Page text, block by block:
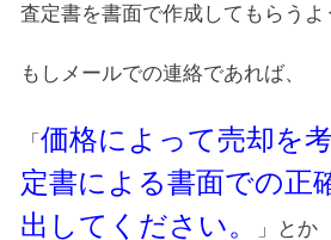
査定書を書面で作成してもらうよ
もしメールでの連絡であれば、
「 価格によって売却を
定書による書面での正
出してください。
」とか